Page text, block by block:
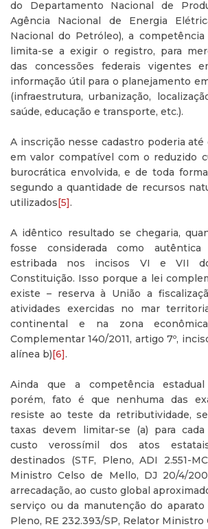
do Departamento Nacional de
Agência Nacional de Energia
Nacional do Petróleo), a
limita-se a exigir o registro, para
das concessões federais vigentes
informação útil para o planejamento
(infraestrutura, urbanização,
saúde, educação e transporte, etc.).
A inscrição nesse cadastro poderia até
em valor compatível com o reduzido
burocrática envolvida, e de toda
segundo a quantidade de recursos
utilizados[5].
A idêntico resultado se chegaria,
fosse considerada como autêntica
estribada nos incisos VI e VII
Constituição. Isso porque a lei
existe – reserva à União a
atividades exercidas no mar
continental e na zona
Complementar 140/2011, artigo 7º,
alínea b)[6].
Ainda que a competência
porém, fato é que nenhuma das
resiste ao teste da retributividade,
taxas devem limitar-se (a) para
custo verossímil dos atos
destinados (STF, Pleno, ADI 2.551-
Ministro Celso de Mello, DJ 20/4/
arrecadação, ao custo global
serviço ou da manutenção do aparato
Pleno, RE 232.393/SP, Relator Ministro